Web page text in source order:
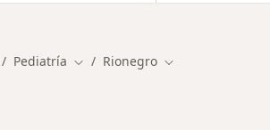
Pediatría Cambiar de ciudad
Rionegro Cambiar de ciudad